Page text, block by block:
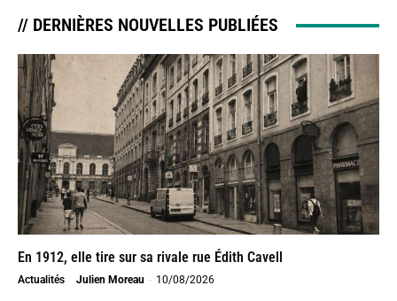
// DERNIÈRES NOUVELLES PUBLIÉES
En 1912, elle tire sur sa rivale rue Édith Cavell
Actualités Julien Moreau - 10/08/2026